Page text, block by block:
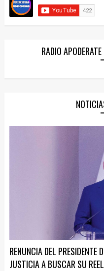
RADIO
RENUNCIA DEL PRESIDENTE
JUSTICIA A BUSCAR SU